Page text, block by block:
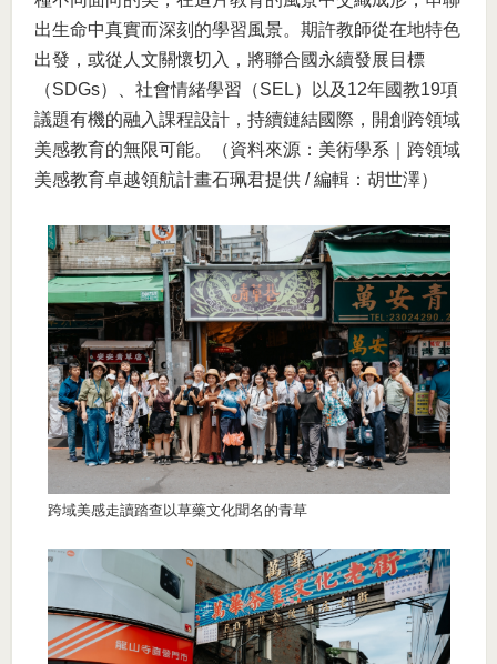
出生命中真實而深刻的學習風景。期許教師從在地特色
出發，或從人文關懷切入，將聯合國永續發展目標
（SDGs）、社會情緒學習（SEL）以及12年國教19項
議題有機的融入課程設計，持續鏈結國際，開創跨領域
美感教育的無限可能。（資料來源：美術學系｜跨領域
美感教育卓越領航計畫石珮君提供 / 編輯：胡世澤）
跨域美感走讀踏查以草藥文化聞名的青草